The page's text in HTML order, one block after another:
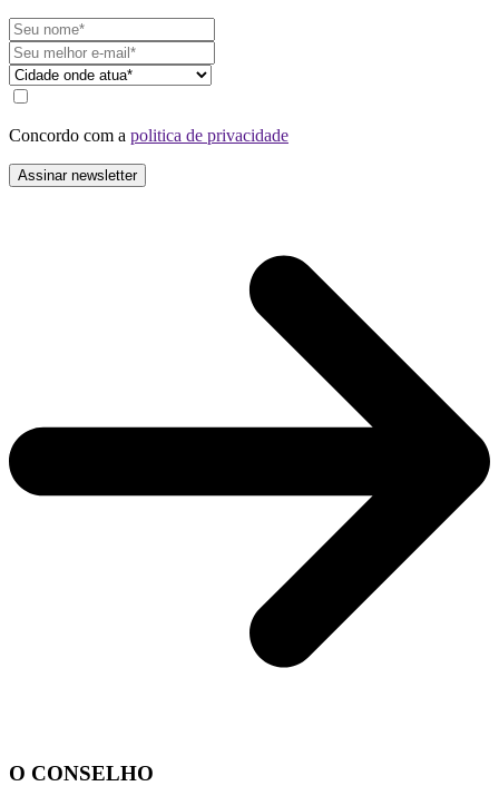
Concordo com a politica de privacidade
O CONSELHO